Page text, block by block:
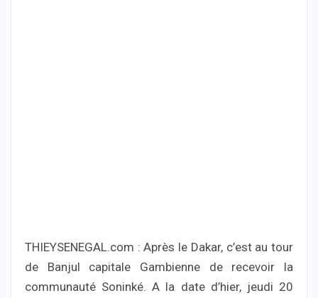
THIEYSENEGAL.com : Après le Dakar, c’est au tour
de Banjul capitale Gambienne de recevoir la
communauté Soninké. A la date d’hier, jeudi 20